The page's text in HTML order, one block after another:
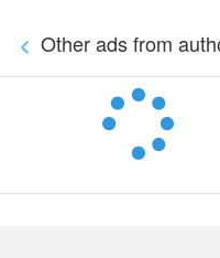
Other ads from